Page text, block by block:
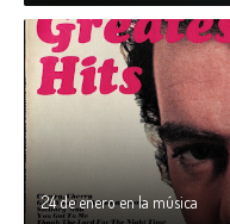
24 de enero en la música